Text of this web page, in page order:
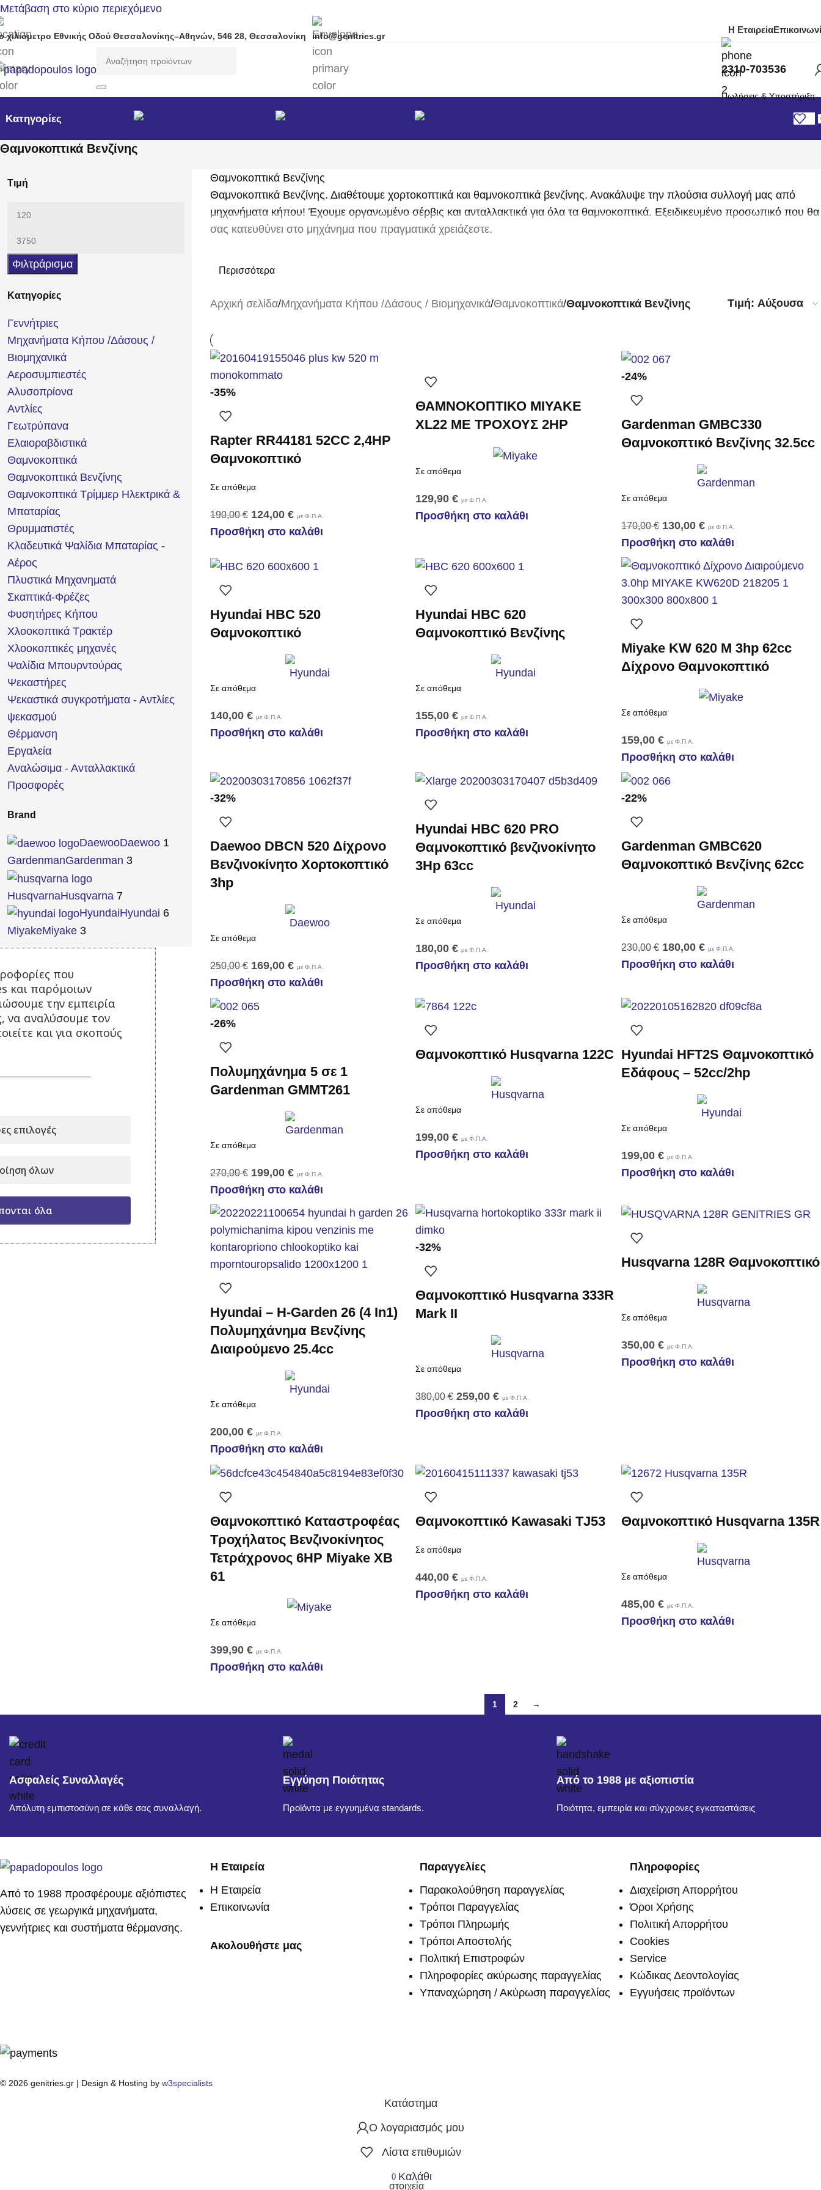
Μετάβαση στο κύριο περιεχόμενο
χιλιόμετρο Εθνικής Οδού Θεσσαλονίκης–Αθηνών, 546 28, Θεσσαλονίκη info@genitries.gr
Η Εταιρεία
2310-703536
Πωλήσεις & Υποστήριξη
Κατηγορίες
Θαμνοκοπτικά Βενζίνης
Τιμή
Φιλτράρισμα
Κατηγορίες
Γεννήτριες
Μηχανήματα Κήπου /Δάσους /
Βιομηχανικά
Αεροσυμπιεστές
Αλυσοπρίονα
Αντλίες
Γεωτρύπανα
Ελαιοραβδιστικά
Θαμνοκοπτικά
Θαμνοκοπτικά Βενζίνης
Θαμνοκοπτικά Τρίμμερ Ηλεκτρικά &
Μπαταρίας
Θρυμματιστές
Κλαδευτικά Ψαλίδια Μπαταρίας -
Αέρος
Πλυστικά Μηχανηματά
Σκαπτικά-Φρέζες
Φυσητήρες Κήπου
Χλοοκοπτικά Τρακτέρ
Χλοοκοπτικές μηχανές
Ψαλίδια Μπουρντούρας
Ψεκαστήρες
Ψεκαστικά συγκροτήματα - Αντλίες
ψεκασμού
Θέρμανση
Εργαλεία
Αναλώσιμα - Ανταλλακτικά
Προσφορές
Brand
DaewooDaewoo 1
GardenmanGardenman 3
HusqvarnaHusqvarna 7
HyundaiHyundai 6
MiyakeMiyake 3
Θαμνοκοπτικά Βενζίνης
Θαμνοκοπτικά Βενζίνης. Διαθέτουμε χορτοκοπτικά και θαμνοκοπτικά βενζίνης. Ανακάλυψε την πλούσια συλλογή μας από
μηχανήματα κήπου! Έχουμε οργανωμένο σέρβις και ανταλλακτικά για όλα τα θαμνοκοπτικά. Εξειδικευμένο προσωπικό που θα
σας κατευθύνει στο μηχάνημα που πραγματικά χρειάζεστε.
Περισσότερα
Αρχική σελίδα/Μηχανήματα Κήπου /Δάσους / Βιομηχανικά/Θαμνοκοπτικά/Θαμνοκοπτικά Βενζίνης
-35%
Rapter RR44181 52CC 2,4HP
Θαμνοκοπτικό
Σε απόθεμα
190,00€ 124,00 € με Φ.Π.Α.
Προσθήκη στο καλάθι
ΘΑΜΝΟΚΟΠΤΙΚΟ MIYAKE
XL22 ΜΕ ΤΡΟΧΟΥΣ 2HP
Σε απόθεμα
129,90€ με Φ.Π.Α.
Προσθήκη στο καλάθι
-24%
Gardenman GMBC330
Θαμνοκοπτικό Βενζίνης 32.5cc
Σε απόθεμα
170,00€ 130,00€ με Φ.Π.Α.
Προσθήκη στο καλάθι
Hyundai HBC 520
Θαμνοκοπτικό
Σε απόθεμα
140,00 € με Φ.Π.Α.
Προσθήκη στο καλάθι
Hyundai HBC 620
Θαμνοκοπτικό Βενζίνης
Σε απόθεμα
155,00€ με Φ.Π.Α.
Προσθήκη στο καλάθι
Miyake KW 620 M 3hp 62cc
Δίχρονο Θαμνοκοπτικό
Σε απόθεμα
159,00€ με Φ.Π.Α.
Προσθήκη στο καλάθι
-32%
Daewoo DBCN 520 Δίχρονο
Βενζινοκίνητο Χορτοκοπτικό
3hp
Σε απόθεμα
250,00€ 169,00 € με Φ.Π.Α.
Προσθήκη στο καλάθι
Hyundai HBC 620 PRO
Θαμνοκοπτικό βενζινοκίνητο
3Hp 63cc
Σε απόθεμα
180,00€ με Φ.Π.Α.
Προσθήκη στο καλάθι
-22%
Gardenman GMBC620
Θαμνοκοπτικό Βενζίνης 62cc
Σε απόθεμα
230,00€ 180,00€ με Φ.Π.Α.
Προσθήκη στο καλάθι
-26%
Πολυμηχάνημα 5 σε 1
Gardenman GMMT261
Σε απόθεμα
270,00€ 199,00 € με Φ.Π.Α.
Προσθήκη στο καλάθι
Θαμνοκοπτικό Husqvarna 122C
Σε απόθεμα
199,00€ με Φ.Π.Α.
Προσθήκη στο καλάθι
Hyundai HFT2S Θαμνοκοπτικό
Εδάφους – 52cc/2hp
Σε απόθεμα
199,00€ με Φ.Π.Α.
Προσθήκη στο καλάθι
Hyundai – H-Garden 26 (4 In1)
Πολυμηχάνημα Βενζίνης
Διαιρούμενο 25.4cc
Σε απόθεμα
200,00 € με Φ.Π.Α.
Προσθήκη στο καλάθι
-32%
Θαμνοκοπτικό Husqvarna 333R
Mark ΙI
Σε απόθεμα
380,00€ 259,00€ με Φ.Π.Α.
Προσθήκη στο καλάθι
Husqvarna 128R Θαμνοκοπτικό
Σε απόθεμα
350,00€ με Φ.Π.Α.
Προσθήκη στο καλάθι
Θαμνοκοπτικό Καταστροφέας
Τροχήλατος Βενζινοκίνητος
Τετράχρονος 6HP Miyake XB
61
Σε απόθεμα
399,90 € με Φ.Π.Α.
Προσθήκη στο καλάθι
Θαμνοκoπτικό Kawasaki TJ53
Σε απόθεμα
440,00€ με Φ.Π.Α.
Προσθήκη στο καλάθι
Θαμνοκοπτικό Husqvarna 135R
Σε απόθεμα
485,00€ με Φ.Π.Α.
Προσθήκη στο καλάθι
1 2 →
Ασφαλείς Συναλλαγές
Απόλυτη εμπιστοσύνη σε κάθε σας συναλλαγή.
Εγγύηση Ποιότητας
Προϊόντα με εγγυημένα standards.
Από το 1988 με αξιοπιστία
Ποιότητα, εμπειρία και σύγχρονες εγκαταστάσεις
Από το 1988 προσφέρουμε αξιόπιστες
λύσεις σε γεωργικά μηχανήματα,
γεννήτριες και συστήματα θέρμανσης.
Η Εταιρεία
Η Εταιρεία
Επικοινωνία
Ακολουθήστε μας
Παραγγελίες
Παρακολούθηση παραγγελίας
Τρόποι Παραγγελίας
Τρόποι Πληρωμής
Τρόποι Αποστολής
Πολιτική Επιστροφών
Πληροφορίες ακύρωσης παραγγελίας
Υπαναχώρηση / Ακύρωση παραγγελίας
Πληροφορίες
Διαχείριση Απορρήτου
Όροι Χρήσης
Πολιτική Απορρήτου
Cookies
Service
Κώδικας Δεοντολογίας
Εγγυήσεις προϊόντων
© 2026 genitries.gr | Design & Hosting by w3specialists
Κατάστημα
Ο λογαριασμός μου
Λίστα επιθυμιών
0
στοιχεία
Καλάθι
που
και παρόμοιων
την εμπειρία
να αναλύσουμε τον
και για σκοπούς
επιλογές
όλων
όλα